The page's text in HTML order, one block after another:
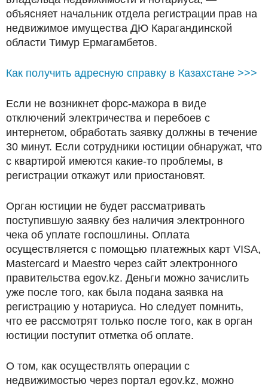
объясняет начальник отдела регистрации прав на
недвижимое имущества ДЮ Карагандинской
области Тимур Ермагамбетов.
Как получить адресную справку в Казахстане >>>
Если не возникнет форс-мажора в виде
отключений электричества и перебоев с
интернетом, обработать заявку должны в течение
30 минут. Если сотрудники юстиции обнаружат, что
с квартирой имеются какие-то проблемы, в
регистрации откажут или приостановят.
Орган юстиции не будет рассматривать
поступившую заявку без наличия электронного
чека об уплате госпошлины. Оплата
осуществляется с помощью платежных карт VISA,
Mastercard и Maestro через сайт электронного
правительства egov.kz. Деньги можно зачислить
уже после того, как была подана заявка на
регистрацию у нотариуса. Но следует помнить,
что ее рассмотрят только после того, как в орган
юстиции поступит отметка об оплате.
О том, как осуществлять операции с
недвижимостью через портал egov.kz, можно